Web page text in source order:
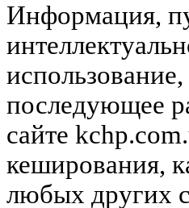
Информация,
последующее
сайте
кеширования,
любых других